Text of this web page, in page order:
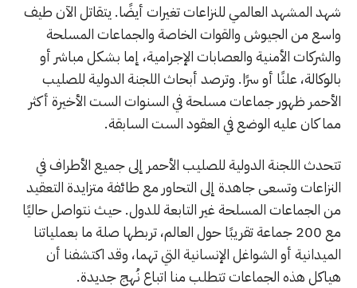
شهد المشهد العالمي للنزاعات تغيرات أيضًا. يتقاتل الآن طيف
واسع من الجيوش والقوات الخاصة والجماعات المسلحة
والشركات الأمنية والعصابات الإجرامية، إما بشكل مباشر أو
بالوكالة، علنًا أو سرًا. وترصد أبحاث اللجنة الدولية للصليب
الأحمر ظهور جماعات مسلحة في السنوات الست الأخيرة أكثر
مما كان عليه الوضع في العقود الست السابقة.
تتحدث اللجنة الدولية للصليب الأحمر إلى جميع الأطراف في
النزاعات وتسعى جاهدة إلى التحاور مع طائفة متزايدة التعقيد
من الجماعات المسلحة غير التابعة للدول. حيث نتواصل حاليًا
مع 200 جماعة تقريبًا حول العالم، تربطها صلة ما بعملياتنا
الميدانية أو الشواغل الإنسانية التي تهما، وقد اكتشفنا أن
هياكل هذه الجماعات تتطلب منا اتباع نُهج جديدة.